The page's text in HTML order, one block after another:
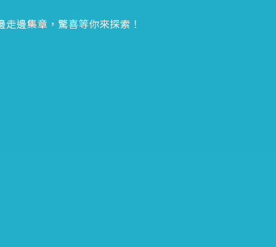
邊集章，驚喜等你來探索！